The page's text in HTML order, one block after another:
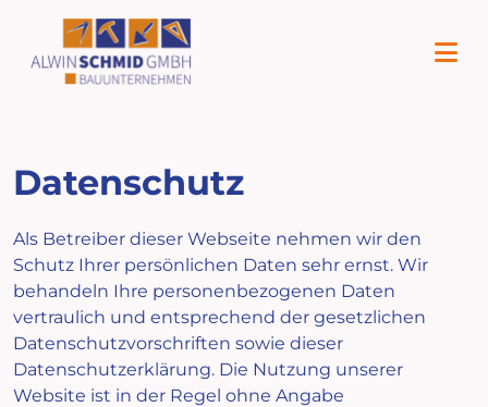
Datenschutz
Als Betreiber dieser Webseite nehmen wir den
Schutz Ihrer persönlichen Daten sehr ernst. Wir
behandeln Ihre personenbezogenen Daten
vertraulich und entsprechend der gesetzlichen
Datenschutzvorschriften sowie dieser
Datenschutzerklärung. Die Nutzung unserer
Website ist in der Regel ohne Angabe